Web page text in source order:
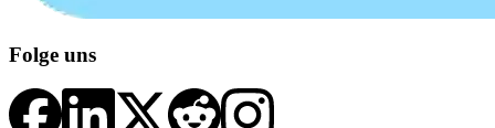
Folge uns